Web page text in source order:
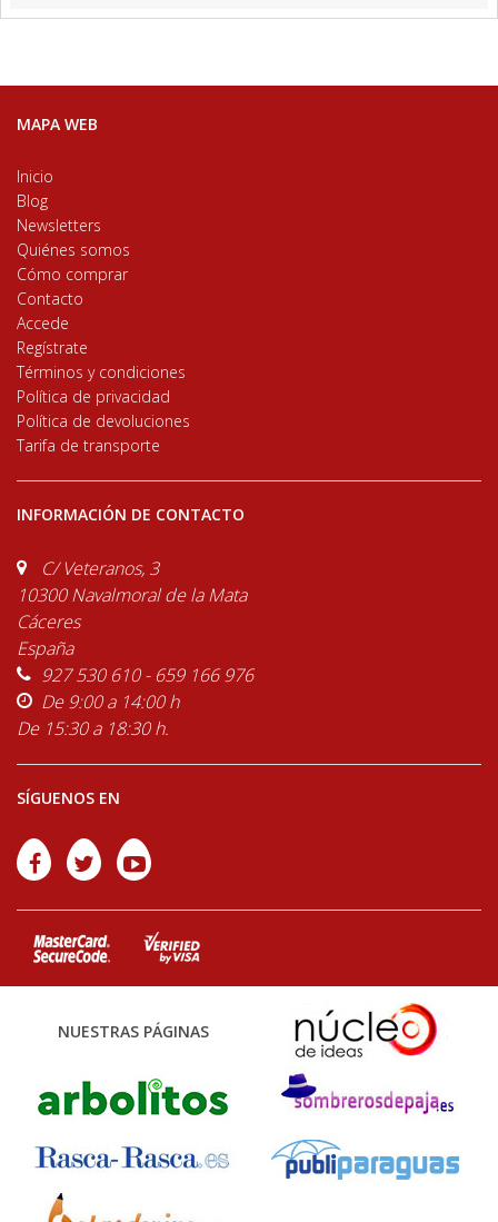
MAPA WEB
Inicio
Blog
Newsletters
Quiénes somos
Cómo comprar
Contacto
Accede
Regístrate
Términos y condiciones
Política de privacidad
Política de devoluciones
Tarifa de transporte
INFORMACIÓN DE CONTACTO
C/ Veteranos, 3
10300 Navalmoral de la Mata
Cáceres
España
927 530 610 - 659 166 976
De 9:00 a 14:00 h
De 15:30 a 18:30 h.
SÍGUENOS EN
NUESTRAS PÁGINAS